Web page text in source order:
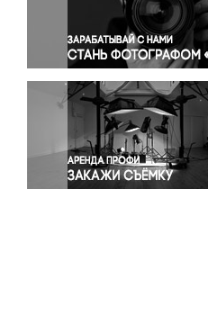
Правосудие
Происшествия и
Религия
Светская жизнь
Спорт
Экология
Экономика и бизнес